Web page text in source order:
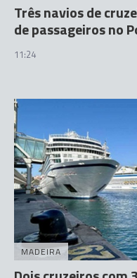
Três navios de
de passageiros no
11:24
MADEIRA